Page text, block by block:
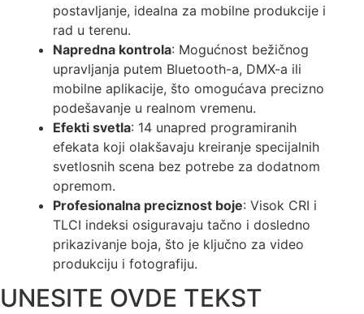
postavljanje, idealna za mobilne produkcije i
rad u terenu.
Napredna kontrola: Mogućnost bežičnog
upravljanja putem Bluetooth-a, DMX-a ili
mobilne aplikacije, što omogućava precizno
podešavanje u realnom vremenu.
Efekti svetla: 14 unapred programiranih
efekata koji olakšavaju kreiranje specijalnih
svetlosnih scena bez potrebe za dodatnom
opremom.
Profesionalna preciznost boje: Visok CRI i
TLCI indeksi osiguravaju tačno i dosledno
prikazivanje boja, što je ključno za video
produkciju i fotografiju.
UNESITE OVDE TEKST